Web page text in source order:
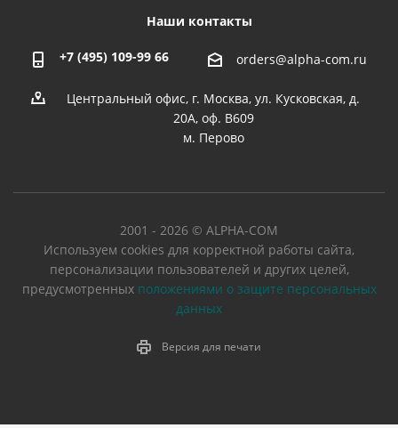
Наши контакты
+7 (495) 109-99 66 orders@alpha-com.ru
Центральный офис, г. Москва, ул. Кусковская, д.
20А, оф. В609
м. Перово
2001 - 2026 © ALPHA-COM
Используем cookies для корректной работы сайта,
персонализации пользователей и других целей,
предусмотренных положениями о защите персональных
данных
Версия для печати